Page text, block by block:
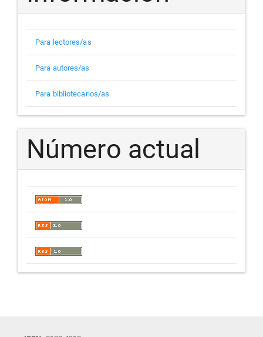
Para lectores/as
Para autores/as
Para bibliotecarios/as
Número actual